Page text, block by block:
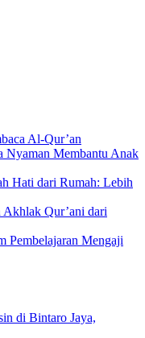
Al-Qur’an
Nyaman Membantu Anak
Hati dari Rumah: Lebih
Qur’ani dari
Pembelajaran Mengaji
di Bintaro Jaya,